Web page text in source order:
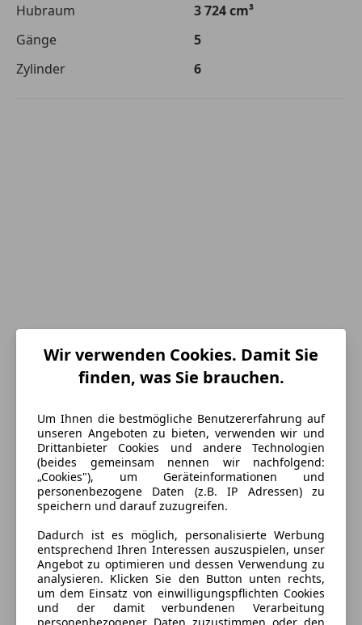
Hubraum
3 724 cm³
Gänge
5
Zylinder
6
Energieverbrauch
Schadstoffklasse
Euro 4
Kraftstoff
Super 95
Kraftstoffverbrauch
11,70l/100 km (komb.)
CO₂-Emissionen
281 g/km (komb.)
Ausstattung
Komfort
Armlehne
Mehr anzeigen
Wir verwenden Cookies. Damit Sie
finden, was Sie brauchen.
Um Ihnen die bestmögliche Benutzererfahrung auf
unseren Angeboten zu bieten, verwenden wir und
Drittanbieter Cookies und andere Technologien
(beides gemeinsam nennen wir nachfolgend:
„Cookies"), um Geräteinformationen und
personenbezogene Daten (z.B. IP Adressen) zu
speichern und darauf zuzugreifen.
Dadurch ist es möglich, personalisierte Werbung
entsprechend Ihren Interessen auszuspielen, unser
Angebot zu optimieren und dessen Verwendung zu
analysieren. Klicken Sie den Button unten rechts,
um dem Einsatz von einwilligungspflichten Cookies
und der damit verbundenen Verarbeitung